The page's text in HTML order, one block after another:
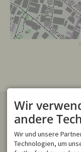
KONTAKT
Trettachstraße 17
87561 Oberstdorf
Wir
andere
Wir und unsere
Technologien, um